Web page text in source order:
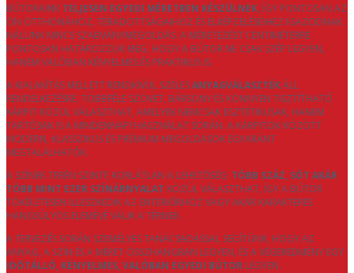
BÚTORAINK TELJESEN EGYEDI MÉRETBEN KÉSZÜLNEK, ÍGY PONTOSAN AZ
ÖN OTTHONÁHOZ, TÉRADOTTSÁGAIHOZ ÉS ELKÉPZELÉSEIHEZ IGAZODNAK.
NÁLUNK NINCS SZABVÁNYMEGOLDÁS: A MÉRETEZÉST CENTIMÉTERRE
PONTOSAN HATÁROZZUK MEG, HOGY A BÚTOR NE CSAK SZÉP LEGYEN,
HANEM VALÓBAN KÉNYELMES ÉS PRAKTIKUS IS.
A KIALAKÍTÁS MELLETT RENDKÍVÜL SZÉLESANYAGVÁLASZTÉKÁLL
RENDELKEZÉSRE. TÖBBFÉLE SZÖVET, BÁRSONY ÉS KÖNNYEN TISZTÍTHATÓ
KÁRPIT KÖZÜL VÁLASZTHAT, AMELYEK NEMCSAK ESZTÉTIKUSAK, HANEM
TARTÓSAK IS A MINDENNAPI HASZNÁLAT SORÁN. A KÁRPITOK KÖZÖTT
MODERN, KLASSZIKUS ÉS PRÉMIUM MEGOLDÁSOK EGYARÁNT
MEGTALÁLHATÓK.
A SZÍNEK TERÉN SZINTE KORLÁTLAN A LEHETŐSÉG: TÖBB SZÁZ, SŐT AKÁR
TÖBB MINT EZER SZÍNÁRNYALAT KÖZÜL VÁLASZTHAT, ÍGY A BÚTOR
TÖKÉLETESEN ILLESZKEDIK AZ ENTERIŐRHÖZ VAGY AKÁR KARAKTERES
HANGSÚLYOS ELEMÉVÉ VÁLIK A TÉRNEK.
A TERVEZÉS SORÁN SZEMÉLYES TANÁCSADÁSSAL SEGÍTÜNK, HOGY AZ
ANYAG, A SZÍN ÉS A MÉRET ÖSSZHANGBAN LEGYEN, ÉS A VÉGEREDMÉNY EGY
IDŐTÁLLÓ, KÉNYELMES, VALÓBAN EGYEDI BÚTOR LEGYEN.